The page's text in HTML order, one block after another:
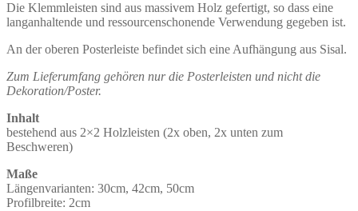
Die Klemmleisten sind aus massivem Holz gefertigt, so dass eine
langanhaltende und ressourcenschonende Verwendung gegeben ist.
An der oberen Posterleiste befindet sich eine Aufhängung aus Sisal.
Zum Lieferumfang gehören nur die Posterleisten und nicht die
Dekoration/Poster.
Inhalt
bestehend aus 2×2 Holzleisten (2x oben, 2x unten zum
Beschweren)
Maße
Längenvarianten: 30cm, 42cm, 50cm
Profilbreite: 2cm